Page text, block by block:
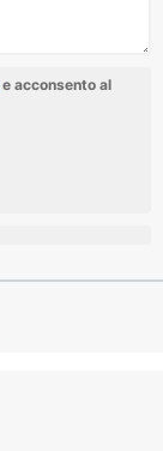
e acconsento al